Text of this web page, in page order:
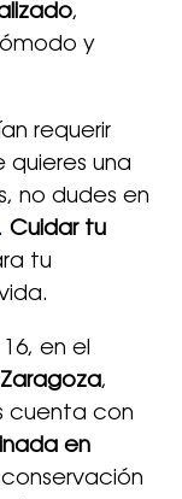
,
y
requerir
una
no dudes en
.Cuidar tu
tu
en el
,
cuenta con
en